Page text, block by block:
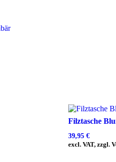
Filztasche
39,95 €
excl. VAT, zzgl.